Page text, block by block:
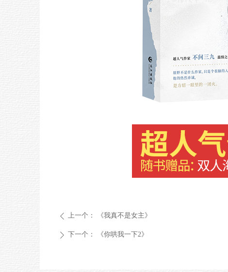
ꄴ 上一个： 《我真不是女主》
ꄲ 下一个： 《你哄我一下2》